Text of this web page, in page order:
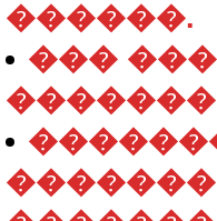
������.
���